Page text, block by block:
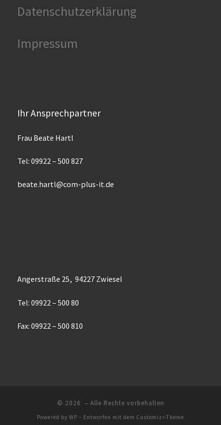
Datenschutzerklärung
Impressum
Ihr Ansprechpartner
Frau Beate Hartl
Tel: 09922 – 500 827
beate.hartl@com-plus-it.de
Angerstraße 25, 94227 Zwiesel
Tel: 09922 – 500 80
Fax: 09922 – 500 810
© 2026 – Alle Rechte vorbehalten
Powered by WP – Entworfen mit dem Customizr-Theme